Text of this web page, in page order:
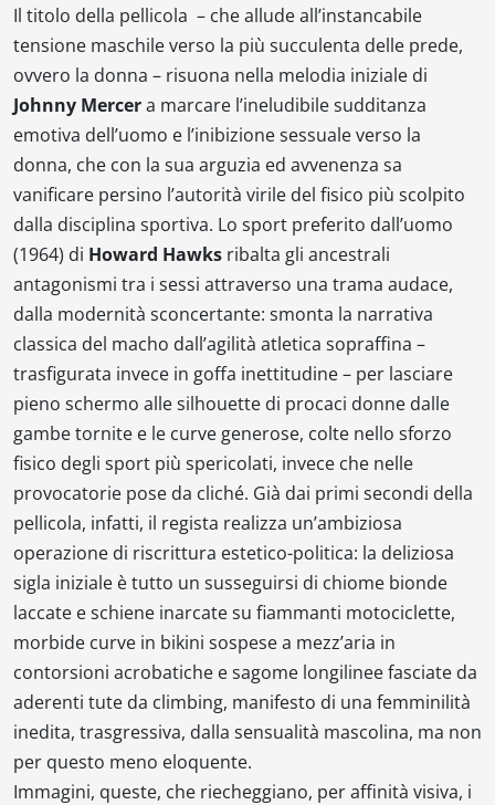
Il titolo della pellicola – che allude all’instancabile
tensione maschile verso la più succulenta delle prede,
ovvero la donna – risuona nella melodia iniziale di
Johnny Mercera marcare l’ineludibile sudditanza
emotiva dell’uomo e l’inibizione sessuale verso la
donna, che con la sua arguzia ed avvenenza sa
vanificare persino l’autorità virile del fisico più scolpito
dalla disciplina sportiva. Lo sport preferito dall’uomo
(1964) di Howard Hawks ribalta gli ancestrali
antagonismi tra i sessi attraverso una trama audace,
dalla modernità sconcertante: smonta la narrativa
classica del macho dall’agilità atletica sopraffina –
trasfigurata invece in goffa inettitudine – per lasciare
pieno schermo alle silhouette di procaci donne dalle
gambe tornite e le curve generose, colte nello sforzo
fisico degli sport più spericolati, invece che nelle
provocatorie pose da cliché. Già dai primi secondi della
pellicola, infatti, il regista realizza un’ambiziosa
operazione di riscrittura estetico-politica: la deliziosa
sigla iniziale è tutto un susseguirsi di chiome bionde
laccate e schiene inarcate su fiammanti motociclette,
morbide curve in bikini sospese a mezz’aria in
contorsioni acrobatiche e sagome longilinee fasciate da
aderenti tute da climbing, manifesto di una femminilità
inedita, trasgressiva, dalla sensualità mascolina, ma non
per questo meno eloquente.
Immagini, queste, che riecheggiano, per affinità visiva, i